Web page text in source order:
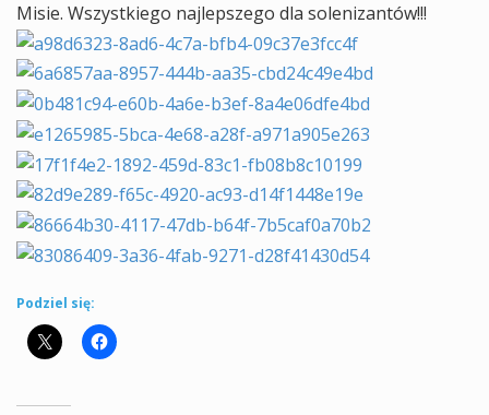
Misie. Wszystkiego najlepszego dla solenizantów!!!
Podziel się: